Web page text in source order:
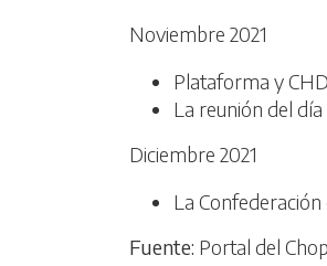
Noviembre 2021
Plataforma y
La reunión del
Diciembre 2021
La
Fuente: Portal del